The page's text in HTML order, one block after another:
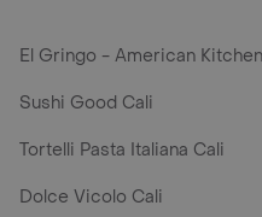
El Gringo - American
Sushi Good Cali
Tortelli Pasta Italiana Cali
Dolce Vicolo Cali